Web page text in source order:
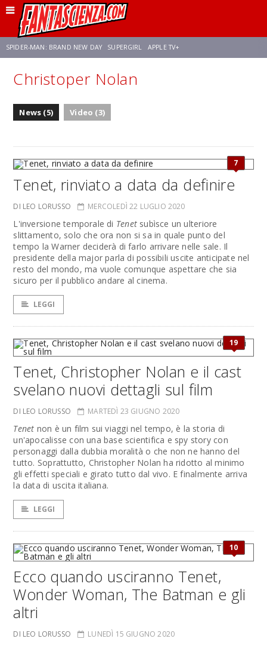
SPIDER-MAN: BRAND NEW DAY SUPERGIRL APPLE TV+
FRANCO RICCIARDIELLO ZENDAYA STAR TREK
Christoper Nolan
News (5) Video (3)
7
Tenet, rinviato a data da definire
DI LEO LORUSSO MERCOLEDÌ 22 LUGLIO 2020
L'inversione temporale di Tenetsubìsce un ulteriore
slittamento, solo che ora non si sa in quale punto del
tempo la Warner deciderà di farlo arrivare nelle sale. Il
presidente della major parla di possibili uscite anticipate nel
resto del mondo, ma vuole comunque aspettare che sia
sicuro per il pubblico andare al cinema.
LEGGI
19
Tenet, Christopher Nolan e il cast
svelano nuovi dettagli sul film
DI LEO LORUSSO MARTEDÌ 23 GIUGNO 2020
Tenet non è un film sui viaggi nel tempo, è la storia di
un'apocalisse con una base scientifica e spy story con
personaggi dalla dubbia moralità o che non ne hanno del
tutto. Soprattutto, Christopher Nolan ha ridotto al minimo
gli effetti speciali e girato tutto dal vivo. E finalmente arriva
la data di uscita italiana.
LEGGI
10
Ecco quando usciranno Tenet,
Wonder Woman, The Batman e gli
altri
DI LEO LORUSSO LUNEDÌ 15 GIUGNO 2020